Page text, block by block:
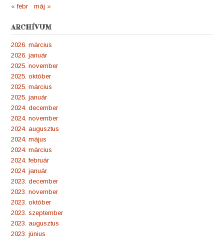
« febr máj »
ARCHÍVUM
2026. március
2026. január
2025. november
2025. október
2025. március
2025. január
2024. december
2024. november
2024. augusztus
2024. május
2024. március
2024. február
2024. január
2023. december
2023. november
2023. október
2023. szeptember
2023. augusztus
2023. június